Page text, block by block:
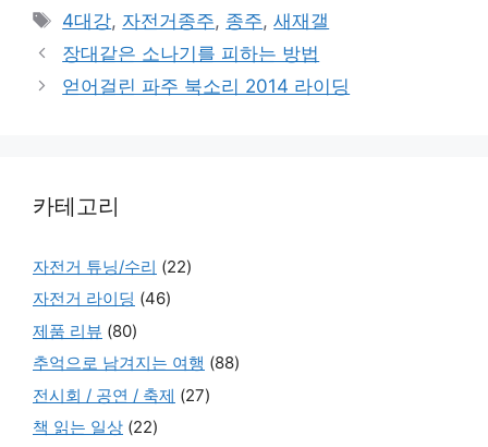
Tags
4대강, 자전거종주, 종주,새재갤
장대같은 소나기를 피하는 방법
얻어걸린 파주 북소리 2014 라이딩
카테고리
자전거 튜닝/수리 (22)
자전거 라이딩 (46)
제품 리뷰 (80)
추억으로 남겨지는 여행 (88)
전시회 / 공연 / 축제 (27)
책 읽는 일상 (22)